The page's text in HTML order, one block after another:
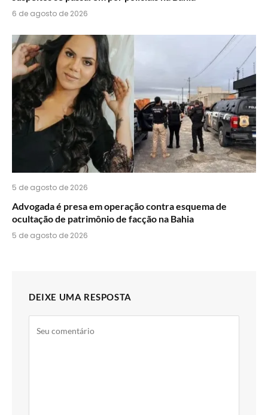
6 de agosto de 2026
5 de agosto de 2026
Advogada é presa em operação contra esquema de
ocultação de patrimônio de facção na Bahia
5 de agosto de 2026
DEIXE UMA RESPOSTA